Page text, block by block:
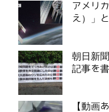
アメリ
え）」
朝日新
記事を
【動画